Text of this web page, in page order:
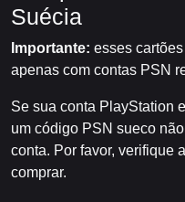
Suécia
Importante: esses
apenas com contas PSN
Se sua conta PlayStation
um código PSN sueco
conta. Por favor, verifique
comprar.